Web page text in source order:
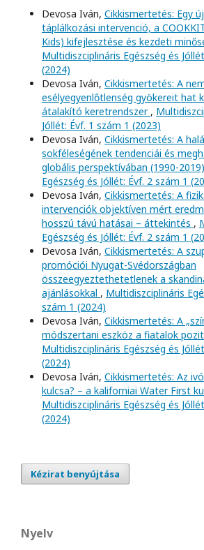
Devosa Iván, Cikkismertetés: Egy
táplálkozási intervenció, a
Kids) kifejlesztése és kezdeti
Multidiszciplináris Egészség és
(2024)
Devosa Iván, Cikkismertetés: A
esélyegyenlőtlenség gyökereit hat
átalakító keretrendszer ,
Jóllét: Évf. 1 szám 1 (2023)
Devosa Iván, Cikkismertetés: A
sokféleségének tendenciái és
globális perspektívában (1990-2019)
Egészség és Jóllét: Évf. 2 szám 1
Devosa Iván, Cikkismertetés: A
intervenciók objektíven mért
hosszú távú hatásai – áttekintés ,
Egészség és Jóllét: Évf. 2 szám 1
Devosa Iván, Cikkismertetés: A
promóciói Nyugat-Svédországban
összeegyeztethetetlenek a
ajánlásokkal , Multidiszciplináris
szám 1 (2024)
Devosa Iván, Cikkismertetés: A
módszertani eszköz a fiatalok
Multidiszciplináris Egészség és
(2024)
Devosa Iván, Cikkismertetés: Az
kulcsa? – a kaliforniai Water First
Multidiszciplináris Egészség és
(2024)
Kézirat benyújtása
Nyelv